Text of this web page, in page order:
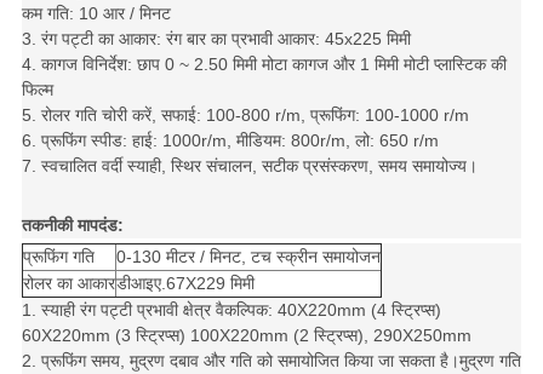
कम गति: 10 आर / मिनट
3. रंग पट्टी का आकार: रंग बार का प्रभावी आकार: 45x225 मिमी
4. कागज विनिर्देश: छाप 0 ~ 2.50 मिमी मोटा कागज और 1 मिमी मोटी प्लास्टिक की
फिल्म
5. रोलर गति चोरी करें, सफाई: 100-800 r/m, प्रूफिंग: 100-1000 r/m
6. प्रूफिंग स्पीड: हाई: 1000r/m, मीडियम: 800r/m, लो: 650 r/m
7. स्वचालित वर्दी स्याही, स्थिर संचालन, सटीक प्रसंस्करण, समय समायोज्य।
तकनीकी मापदंड:
प्रूफिंग गति
0-130 मीटर / मिनट, टच स्क्रीन समायोजन
रोलर का आकारडीआइए.67X229 मिमी
1. स्याही रंग पट्टी प्रभावी क्षेत्र वैकल्पिक: 40X220mm (4 स्ट्रिप्स)
60X220mm (3 स्ट्रिप्स) 100X220mm (2 स्ट्रिप्स), 290X250mm
2. प्रूफिंग समय, मुद्रण दबाव और गति को समायोजित किया जा सकता है।मुद्रण गति